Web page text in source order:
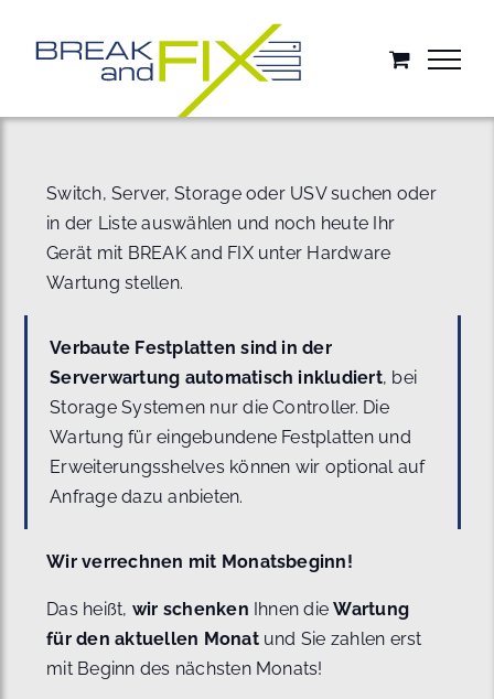
springen
Switch, Server, Storage oder USV suchen oder
in der Liste auswählen und noch heute Ihr
Gerät mit BREAK and FIX unter Hardware
Wartung stellen.
Verbaute Festplatten sind in der
Serverwartung automatisch inkludiert, bei
Storage Systemen nur die Controller. Die
Wartung für eingebundene Festplatten und
Erweiterungsshelves können wir optional auf
Anfrage dazu anbieten.
Wir verrechnen mit Monatsbeginn!
Das heißt, wir schenken Ihnen dieWartung
für den aktuellen Monat und Sie zahlen erst
mit Beginn des nächsten Monats!